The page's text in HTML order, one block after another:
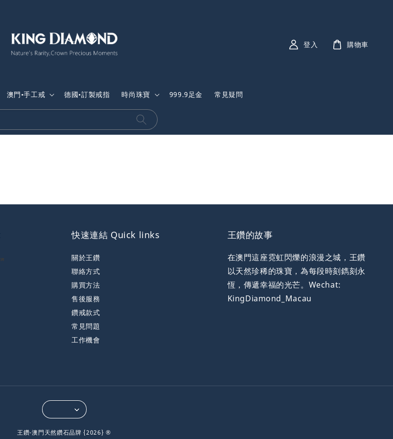
澳門•手工戒 德國•訂製戒指 時尚珠寶 999.9足金 常見疑問
登入 購物車
快速連結 Quick links
關於王鑽
聯絡方式
購買方法
售後服務
鑽戒款式
常見問題
工作機會
王鑽的故事
在澳門這座霓虹閃爍的浪漫之城，王鑽
以天然珍稀的珠寶，為每段時刻鐫刻永
恆，傳遞幸福的光芒。Wechat:
KingDiamond_Macau
王鑽-澳門天然鑽石品牌 {2026} ®